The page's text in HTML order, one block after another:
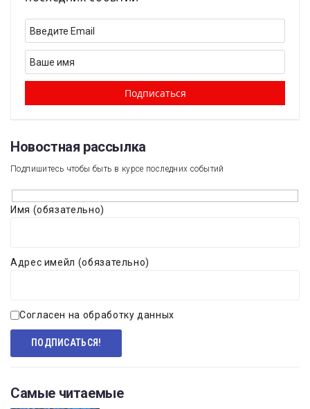
Новостная рассылка​
Подпишитесь чтобы быть в курсе последних событий
Имя (обязательно)
Адрес имейл (обязательно)
Согласен на обработку данных
Самые читаемые